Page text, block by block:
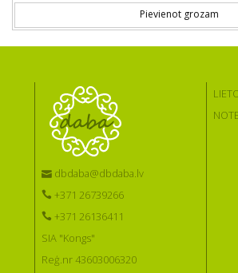
Pievienot grozam
dbdaba@dbdaba.lv
+371 26739266
+371 26136411
SIA "Kongs"
Reģ.nr 43603006320